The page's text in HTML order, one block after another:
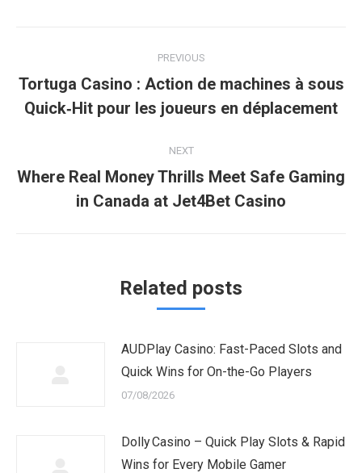
navigation
PREVIOUS
Previous
post:
Tortuga Casino : Action de machines à sous
Quick‑Hit pour les joueurs en déplacement
NEXT
Next
post:
Where Real Money Thrills Meet Safe Gaming
in Canada at Jet4Bet Casino
Related posts
AUDPlay Casino: Fast-Paced Slots and
Quick Wins for On-the-Go Players
07/08/2026
Dolly Casino – Quick Play Slots & Rapid
Wins for Every Mobile Gamer